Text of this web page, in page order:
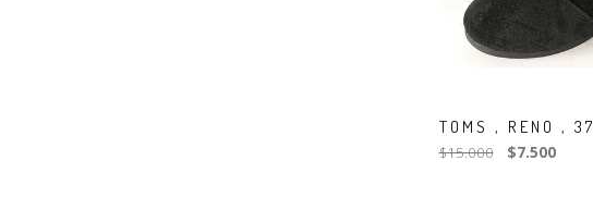
TOMS , RENO , 37
$15.000 $7.500